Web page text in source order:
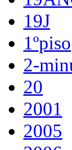
19J
1ºpiso
2-
20
2001
2005